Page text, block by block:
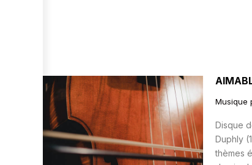
Musique
Disque
Duphly
thèmes